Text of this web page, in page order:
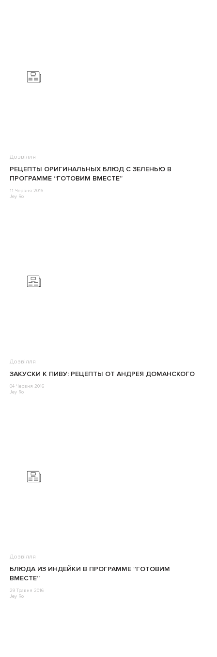
Дозвілля
РЕЦЕПТЫ ОРИГИНАЛЬНЫХ БЛЮД С ЗЕЛЕНЬЮ В
ПРОГРАММЕ “ГОТОВИМ ВМЕСТЕ”
11 Червня 2016
Jey Ro
Дозвілля
ЗАКУСКИ К ПИВУ: РЕЦЕПТЫ ОТ АНДРЕЯ ДОМАНСКОГО
04 Червня 2016
Jey Ro
Дозвілля
БЛЮДА ИЗ ИНДЕЙКИ В ПРОГРАММЕ “ГОТОВИМ
ВМЕСТЕ”
29 Травня 2016
Jey Ro